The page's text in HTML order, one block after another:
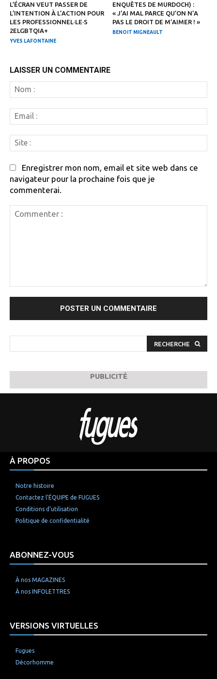
L’ÉCRAN VEUT PASSER DE
L’INTENTION À L’ACTION POUR
LES PROFESSIONNEL·LE·S
2ELGBTQIA+
YVES LAFONTAINE
ENQUÊTES DE MURDOCH) :
« J’AI MAL PARCE QU’ON N’A
PAS LE DROIT DE M’AIMER ! »
BENOIT MIGNEAULT
LAISSER UN COMMENTAIRE
:
:
:
Enregistrer mon nom, email et site web dans ce
navigateur pour la prochaine fois que je
commenterai.
RECHERCHE
PUBLICITÉ
À PROPOS
Notre histoire
Contactez l’ÉQUIPE de FUGUES
Conditions d’utilisation
Politique de confidentialité
ABONNEZ-VOUS
À nos MAGAZINES
À nos INFOLETTRES
VERSIONS VIRTUELLES
Fugues
Décorhomme